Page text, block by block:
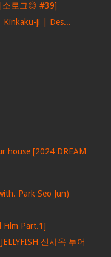
로그😊 #39]
ji | Des...
house [2024 DREAM
Park Seo Jun)
Film Part.1]
신사옥 투어